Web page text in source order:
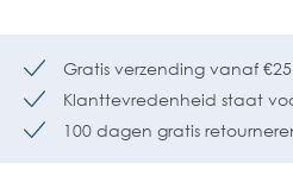
Gratis verzending vanaf
Klanttevredenheid staat
100 dagen gratis